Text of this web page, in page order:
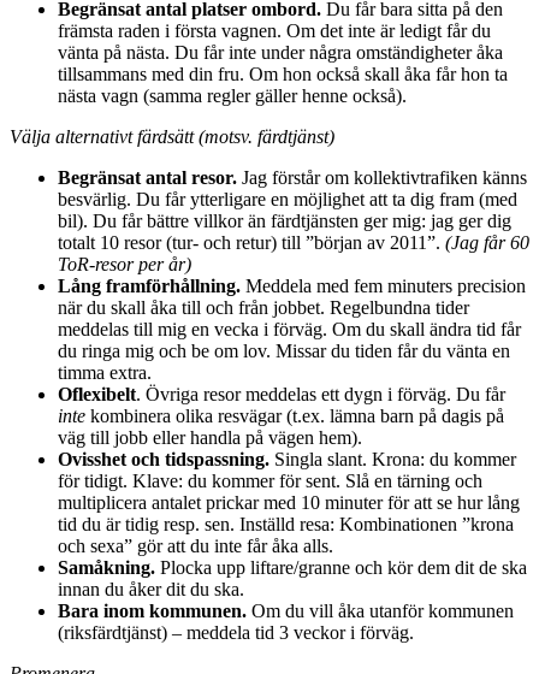
Begränsat antal platser ombord. Du får bara sitta på den
främsta raden i första vagnen. Om det inte är ledigt får du
vänta på nästa. Du får inte under några omständigheter åka
tillsammans med din fru. Om hon också skall åka får hon ta
nästa vagn (samma regler gäller henne också).
Välja alternativt färdsätt (motsv. färdtjänst)
Begränsat antal resor. Jag förstår om kollektivtrafiken känns
besvärlig. Du får ytterligare en möjlighet att ta dig fram (med
bil). Du får bättre villkor än färdtjänsten ger mig: jag ger dig
totalt 10 resor (tur- och retur) till ”början av 2011”. (Jag får 60
ToR-resor per år)
Lång framförhållning. Meddela med fem minuters precision
när du skall åka till och från jobbet. Regelbundna tider
meddelas till mig en vecka i förväg. Om du skall ändra tid får
du ringa mig och be om lov. Missar du tiden får du vänta en
timma extra.
Oflexibelt. Övriga resor meddelas ett dygn i förväg. Du får
inte kombinera olika resvägar (t.ex. lämna barn på dagis på
väg till jobb eller handla på vägen hem).
Ovisshet och tidspassning. Singla slant. Krona: du kommer
för tidigt. Klave: du kommer för sent. Slå en tärning och
multiplicera antalet prickar med 10 minuter för att se hur lång
tid du är tidig resp. sen. Inställd resa: Kombinationen ”krona
och sexa” gör att du inte får åka alls.
Samåkning. Plocka upp liftare/granne och kör dem dit de ska
innan du åker dit du ska.
Bara inom kommunen. Om du vill åka utanför kommunen
(riksfärdtjänst) – meddela tid 3 veckor i förväg.